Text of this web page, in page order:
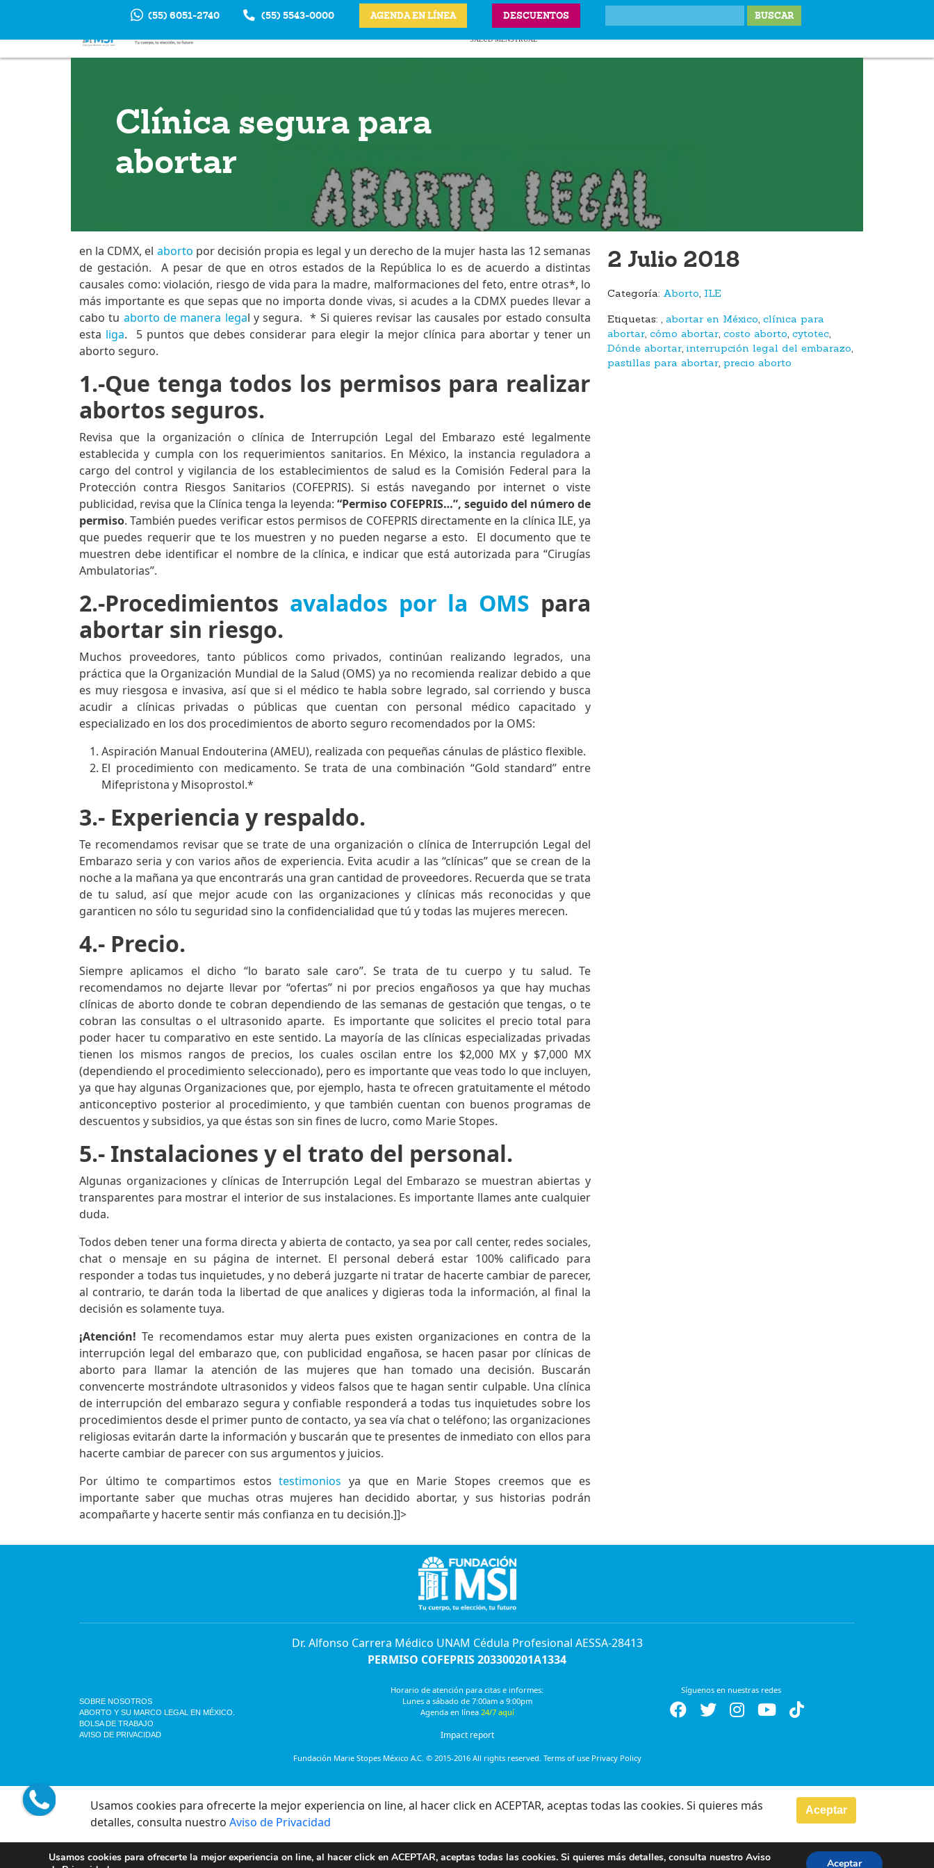
(55) 6051-2740 (55) 5543-0000 AGENDA EN LÍNEA DESCUENTOS
ANTICONCEPTIVOS
ITS
VPH
SALUD MENSTRUAL
PRECIOS Y UBICACIONES
Clínica segura para
abortar
en la CDMX, el aborto por decisión propia es legal y un derecho de la mujer hasta las 12 semanas
de gestación. A pesar de que en otros estados de la República lo es de acuerdo a distintas
causales como: violación, riesgo de vida para la madre, malformaciones del feto, entre otras*, lo
más importante es que sepas que no importa donde vivas, si acudes a la CDMX puedes llevar a
cabo tu aborto de manera legal y segura. * Si quieres revisar las causales por estado consulta
esta liga.
5 puntos que debes considerar para elegir la mejor clínica para abortar y tener un
aborto seguro.
1.-Que tenga todos los permisos para realizar
abortos seguros.
Revisa que la organización o clínica de Interrupción Legal del Embarazo esté legalmente
establecida y cumpla con los requerimientos sanitarios. En México, la instancia reguladora a
cargo del control y vigilancia de los establecimientos de salud es la Comisión Federal para la
Protección contra Riesgos Sanitarios (COFEPRIS). Si estás navegando por internet o viste
publicidad, revisa que la Clínica tenga la leyenda: “Permiso COFEPRIS…”, seguido del número de
permiso. También puedes verificar estos permisos de COFEPRIS directamente en la clínica ILE, ya
que puedes requerir que te los muestren y no pueden negarse a esto. El documento que te
muestren debe identificar el nombre de la clínica, e indicar que está autorizada para “Cirugías
Ambulatorias”.
2.-Procedimientos avalados por la OMS para
abortar sin riesgo.
Muchos proveedores, tanto públicos como privados, continúan realizando legrados, una
práctica que la Organización Mundial de la Salud (OMS) ya no recomienda realizar debido a que
es muy riesgosa e invasiva, así que si el médico te habla sobre legrado, sal corriendo y busca
acudir a clínicas privadas o públicas que cuentan con personal médico capacitado y
especializado en los dos procedimientos de aborto seguro recomendados por la OMS:
Aspiración Manual Endouterina (AMEU), realizada con pequeñas cánulas de plástico flexible.
El procedimiento con medicamento. Se trata de una combinación “Gold standard” entre
Mifepristona y Misoprostol.*
3.- Experiencia y respaldo.
Te recomendamos revisar que se trate de una organización o clínica de Interrupción Legal del
Embarazo seria y con varios años de experiencia. Evita acudir a las “clínicas” que se crean de la
noche a la mañana ya que encontrarás una gran cantidad de proveedores. Recuerda que se trata
de tu salud, así que mejor acude con las organizaciones y clínicas más reconocidas y que
garanticen no sólo tu seguridad sino la confidencialidad que tú y todas las mujeres merecen.
4.- Precio.
Siempre aplicamos el dicho “lo barato sale caro”. Se trata de tu cuerpo y tu salud. Te
recomendamos no dejarte llevar por “ofertas” ni por precios engañosos ya que hay muchas
clínicas de aborto donde te cobran dependiendo de las semanas de gestación que tengas, o te
cobran las consultas o el ultrasonido aparte. Es importante que solicites el precio total para
poder hacer tu comparativo en este sentido. La mayoría de las clínicas especializadas privadas
tienen los mismos rangos de precios, los cuales oscilan entre los $2,000 MX y $7,000 MX
(dependiendo el procedimiento seleccionado), pero es importante que veas todo lo que incluyen,
ya que hay algunas Organizaciones que, por ejemplo, hasta te ofrecen gratuitamente el método
anticonceptivo posterior al procedimiento, y que también cuentan con buenos programas de
descuentos y subsidios, ya que éstas son sin fines de lucro, como Marie Stopes.
5.- Instalaciones y el trato del personal.
Algunas organizaciones y clínicas de Interrupción Legal del Embarazo se muestran abiertas y
transparentes para mostrar el interior de sus instalaciones. Es importante llames ante cualquier
duda.
Todos deben tener una forma directa y abierta de contacto, ya sea por call center, redes sociales,
chat o mensaje en su página de internet. El personal deberá estar 100% calificado para
responder a todas tus inquietudes, y no deberá juzgarte ni tratar de hacerte cambiar de parecer,
al contrario, te darán toda la libertad de que analices y digieras toda la información, al final la
decisión es solamente tuya.
¡Atención! Te recomendamos estar muy alerta pues existen organizaciones en contra de la
interrupción legal del embarazo que, con publicidad engañosa, se hacen pasar por clínicas de
aborto para llamar la atención de las mujeres que han tomado una decisión. Buscarán
convencerte mostrándote ultrasonidos y videos falsos que te hagan sentir culpable. Una clínica
de interrupción del embarazo segura y confiable responderá a todas tus inquietudes sobre los
procedimientos desde el primer punto de contacto, ya sea vía chat o teléfono; las organizaciones
religiosas evitarán darte la información y buscarán que te presentes de inmediato con ellos para
hacerte cambiar de parecer con sus argumentos y juicios.
Por último te compartimos estostestimonios ya que en Marie Stopes creemos que es
importante saber que muchas otras mujeres han decidido abortar, y sus historias podrán
acompañarte y hacerte sentir más confianza en tu decisión.]]>
2 Julio 2018
Categoría: Aborto, ILE
Etiquetas: , abortar en México, clínica para
abortar, cómo abortar, costo aborto, cytotec,
Dónde abortar,interrupción legal del embarazo,
pastillas para abortar, precio aborto
Dr. Alfonso Carrera Médico UNAM Cédula Profesional AESSA-28413
PERMISO COFEPRIS 203300201A1334
SOBRE NOSOTROS
ABORTO Y SU MARCO LEGAL EN MÉXICO.
BOLSA DE TRABAJO
AVISO DE PRIVACIDAD
Horario de atención para citas e informes:
Lunes a sábado de 7:00am a 9:00pm
Agenda en línea 24/7 aquí
Impact report
Síguenos en nuestras redes
Fundación Marie Stopes México A.C. © 2015-2016 All rights reserved. Terms of use Privacy Policy
Usamos cookies para ofrecerte la mejor experiencia on line, al hacer click en ACEPTAR, aceptas todas las cookies. Si quieres más
detalles, consulta nuestro Aviso de Privacidad
Aceptar
Usamos cookies para ofrecerte la mejor experiencia on line, al hacer click en ACEPTAR, aceptas todas las cookies. Si quieres más detalles, consulta nuestro Aviso
Aceptar